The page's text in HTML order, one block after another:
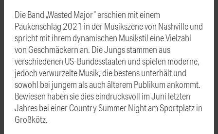
Die Band „Wasted Major“ erschien mit einem
Paukenschlag 2021 in der Musikszene von Nashville und
spricht mit ihrem dynamischen Musikstil eine Vielzahl
von Geschmäckern an. Die Jungs stammen aus
verschiedenen US-Bundesstaaten und spielen moderne,
jedoch verwurzelte Musik, die bestens unterhält und
sowohl bei jungem als auch älterem Publikum ankommt.
Bewiesen haben sie dies eindrucksvoll im Juni letzten
Jahres bei einer Country Summer Night am Sportplatz in
Großkötz.